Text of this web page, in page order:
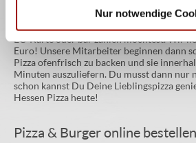
Nur notwendige
Deine Bestellung in der Pizzaküche des
Filiale. Such Dir selber aus, ob du Deine
EC-Karte oder bar zahlen möchtest. Wir
Euro! Unsere Mitarbeiter beginnen dann
Pizza ofenfrisch zu backen und sie
Minuten auszuliefern. Du musst dann nur
schon kannst Du Deine Lieblingspizza
Hessen Pizza heute!
Pizza & Burger online